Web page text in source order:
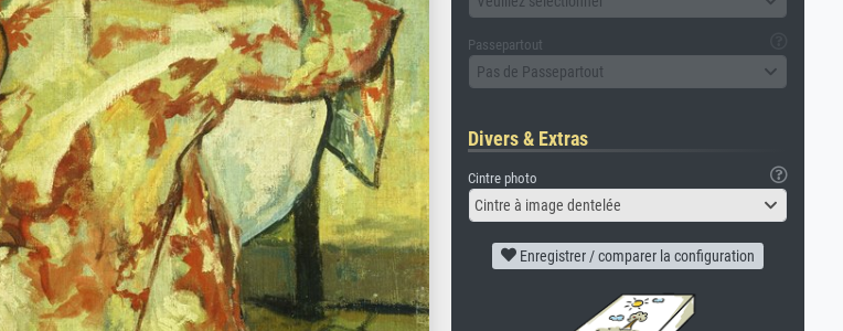
Passepartout
Pas de Passepartout
Divers & Extras
Cintre photo
Cintre à image dentelée
Enregistrer / comparer la configuration